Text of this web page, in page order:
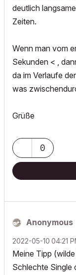
deutlich
Zeiten.
Wenn man vom
Sekunden < ,
da im Verlaufe
was
Grüße
0
Anonymous
‎2022-05-10 04:21
Meine Tipp
Schlechte